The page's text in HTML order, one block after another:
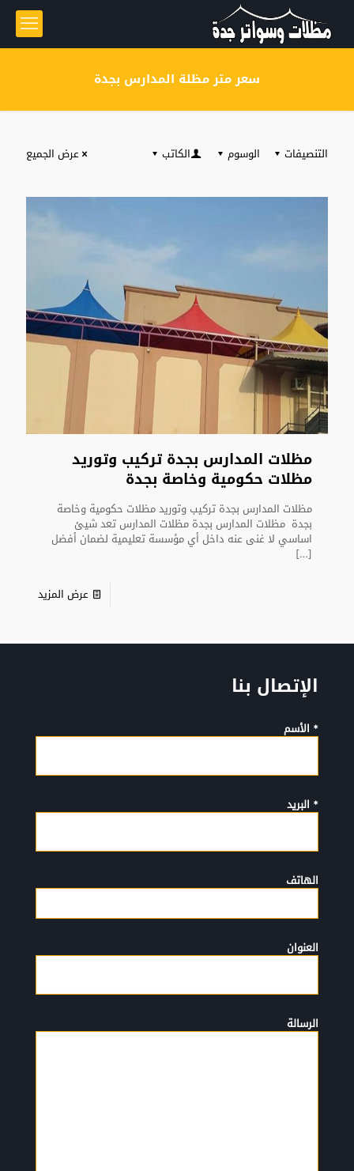
سعر متر مظلة المدارس بجدة
التنصيفات الوسوم الكاتب عرض الجميع
مظلات المدارس بجدة تركيب وتوريد
مظلات حكومية وخاصة بجدة
مظلات المدارس بجدة تركيب وتوريد مظلات حكومية وخاصة
بجدة مظلات المدارس بجدة مظلات المدارس تعد شيئ
اساسي لا غنى عنه داخل أي مؤسسة تعليمية لضمان أفضل
[…]
عرض المزيد
الإتصال بنا
* الأسم
* البريد
الهاتف
العنوان
الرسالة